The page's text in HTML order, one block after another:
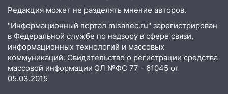
11:33 В Засвияжье под колёса авто
попал мужчина
11:17 В Радищевском районе сгорели
хозяйственные постройки
11:00 В Канадее горел жилой дом
Редакция может не разделять мнение авторов.
"Информационный портал misanec.ru" зарегистрирован
в Федеральной службе по надзору в сфере связи,
информационных технологий и массовых
коммуникаций. Свидетельство о регистрации средства
массовой информации ЭЛ №ФС 77 - 61045 от
05.03.2015